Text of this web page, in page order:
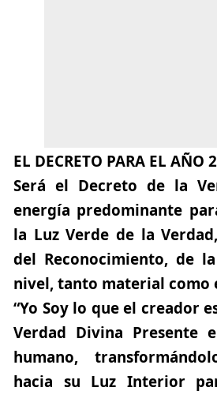
EL DECRETO PARA EL AÑO
Será el Decreto de la
energía predominante
la Luz Verde de la
del Reconocimiento, de
nivel, tanto material como
“Yo Soy lo que el creador
Verdad Divina Presente
humano,
hacia su Luz Interior